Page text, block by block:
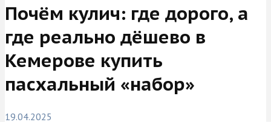
Почём кулич: где дорого, а
где реально дёшево в
Кемерове купить
пасхальный «набор»
19.04.2025